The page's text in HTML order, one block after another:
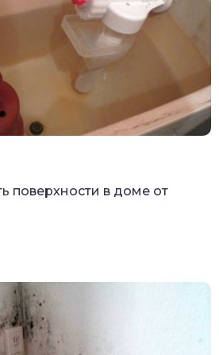
поверхности в доме от